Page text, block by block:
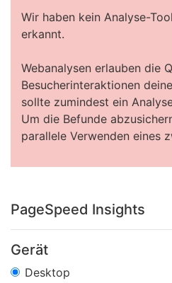
Wir haben kein Analyse-
erkannt.
Webanalysen erlauben die
Besucherinteraktionen
sollte zumindest ein
Um die Befunde
parallele Verwenden eines
PageSpeed Insights
Gerät
Desktop